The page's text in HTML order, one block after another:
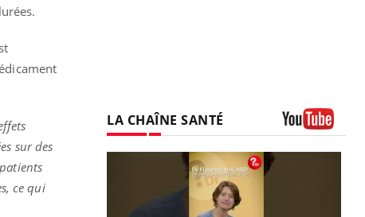
sur des
ce qui
LA CHAÎNE SANTÉ